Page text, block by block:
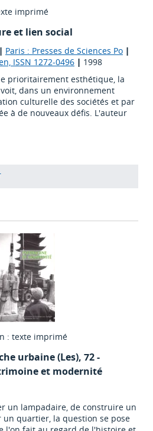
imprimé
et lien social
| Paris : Presses de Sciences Po |
ISSN 1272-0496 | 1998
prioritairement esthétique, la
dans un environnement
culturelle des sociétés et par
à de nouveaux défis. L'auteur
: texte imprimé
urbaine (Les), 72 -
et modernité
un lampadaire, de construire un
quartier, la question se pose